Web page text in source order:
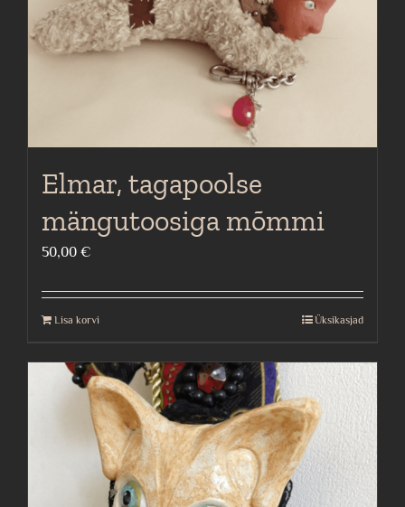
Elmar, tagapoolse
mängutoosiga mõmmi
50,00 €
Lisa korvi Üksikasjad